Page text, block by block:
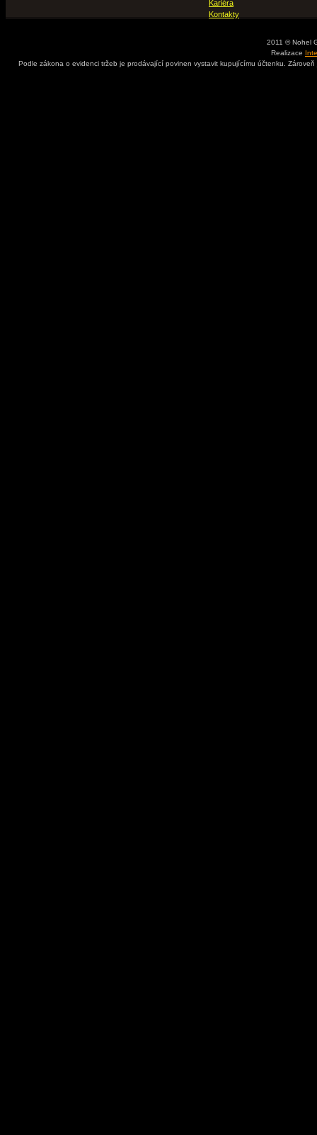
Kariéra
Kontakty
2011 © Nohel
Realizace
Podle zákona o evidenci tržeb je prodávající povinen vystavit kupujícímu účtenku.